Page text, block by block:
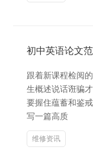
初中英语论文
跟着新课程检阅
生概述说话诳骗
要握住蕴蓄和鉴
写一篇高质
维修资讯